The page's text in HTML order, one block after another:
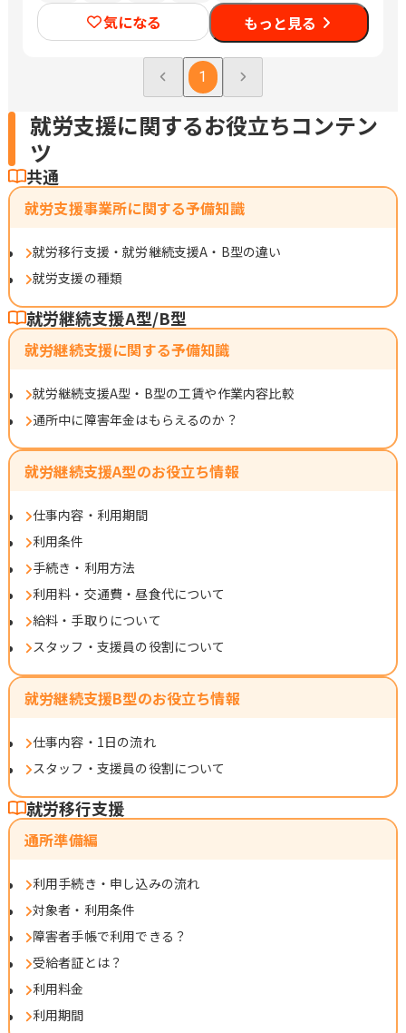
気になる もっと見る
1
就労支援に関するお役立ちコンテン
ツ
共通
就労支援事業所に関する予備知識
就労移行支援・就労継続支援A・B型の違い
就労支援の種類
就労継続支援A型/B型
就労継続支援に関する予備知識
就労継続支援A型・B型の工賃や作業内容比較
通所中に障害年金はもらえるのか？
就労継続支援A型のお役立ち情報
仕事内容・利用期間
利用条件
手続き・利用方法
利用料・交通費・昼食代について
給料・手取りについて
スタッフ・支援員の役割について
就労継続支援B型のお役立ち情報
仕事内容・1日の流れ
スタッフ・支援員の役割について
就労移行支援
通所準備編
利用手続き・申し込みの流れ
対象者・利用条件
障害者手帳で利用できる？
受給者証とは？
利用料金
利用期間